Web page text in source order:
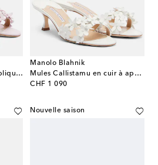
Mules Anista en cuir à appliqués floraux
Manolo Blahnik
Mules Callistamu en cuir à appliqués floraux
CHF 1 090
original price
Nouvelle saison